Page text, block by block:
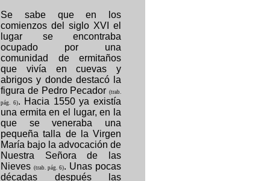
Se sabe que en los
comienzos del siglo XVI el
lugar se encontraba
ocupado por una
comunidad de ermitaños
que vivía en cuevas y
abrigos y donde destacó la
figura de Pedro Pecador (trab.
pág. 6). Hacia 1550 ya existía
una ermita en el lugar, en la
que se veneraba una
pequeña talla de la Virgen
María bajo la advocación de
Nuestra Señora de las
Nieves (trab. pág. 6). Unas pocas
décadas después las